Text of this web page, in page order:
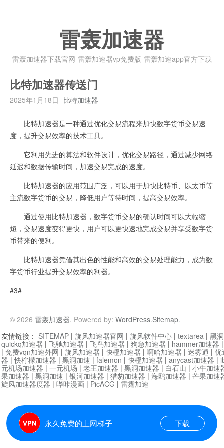
雷轰加速器
雷轰加速器下载官网-雷轰加速器vp免费版-雷轰加速app官方下载
比特加速器传送门
2025年1月18日 比特加速器
比特加速器是一种通过优化交易流程来加快数字货币交易速
度，提升交易效率的技术工具。
它利用先进的算法和软件设计，优化交易路径，通过减少网络
延迟和数据传输时间，加速交易完成的速度。
比特加速器的应用范围广泛，可以用于加快比特币、以太币等
主流数字货币的交易，降低用户等待时间，提高交易效率。
通过使用比特加速器，数字货币交易的确认时间可以大幅缩
短，交易速度变得更快，用户可以更快速地完成交易并享受数字货
币带来的便利。
比特加速器凭借其出色的性能和高效的交易处理能力，成为数
字货币行业提升交易效率的利器。
#3#
© 2026 雷轰加速器. Powered by: WordPress.Sitemap.
永久免费的上网梯子 下载
友情链接： SITEMAP | 旋风加速器官网 | 旋风软件中心 | textarea | 黑
quickq加速器 | 飞驰加速器 | 飞鸟加速器 | 狗急加速器 | hammer加速器
| 免费vqn加速外网 | 旋风加速器 |快橙加速器 | 啊哈加速器 | 迷雾通 | 优
器 |快柠檬加速器 | 黑洞加速 | falemon |快橙加速器 | anycast加速器 |
元机场加速器 | 一元机场 | 老王加速器 | 黑洞加速器 | 白石山 | 小牛加速
果加速器 | 黑洞加速 | 银河加速器 | 猎豹加速器 | 海鸥加速器 | 芒果加速
旋风加速器度器 | 哔咔漫画 | PicACG | 雷霆加速